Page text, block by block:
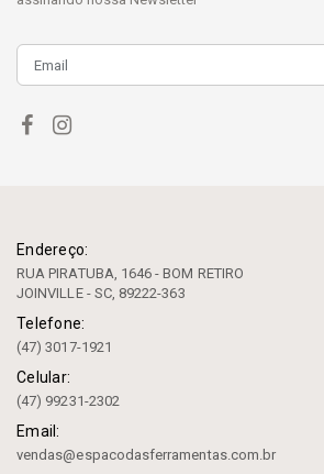
Endereço:
RUA PIRATUBA, 1646 - BOM RETIRO
JOINVILLE - SC, 89222-363
Telefone:
(47) 3017-1921
Celular:
(47) 99231-2302
Email:
vendas@espacodasferramentas.com.br